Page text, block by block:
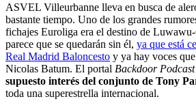
ASVEL Villeurbanne lleva en busca de
bastante tiempo. Uno de los grandes
fichajes Euroliga era el destino de
parece que se quedarán sin él, ya que está
Real Madrid Baloncesto y ya hay voces
Nicolas Batum. El portal Backdoor Podcast
supuesto interés del conjunto de Tony
toda una superestrella internacional.